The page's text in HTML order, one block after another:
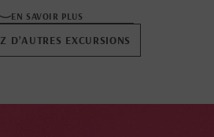
EN SAVOIR PLUS
D’AUTRES EXCURSIONS